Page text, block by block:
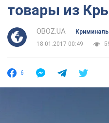
товары из
OBOZ.UA
18.01.2017 00:49
6